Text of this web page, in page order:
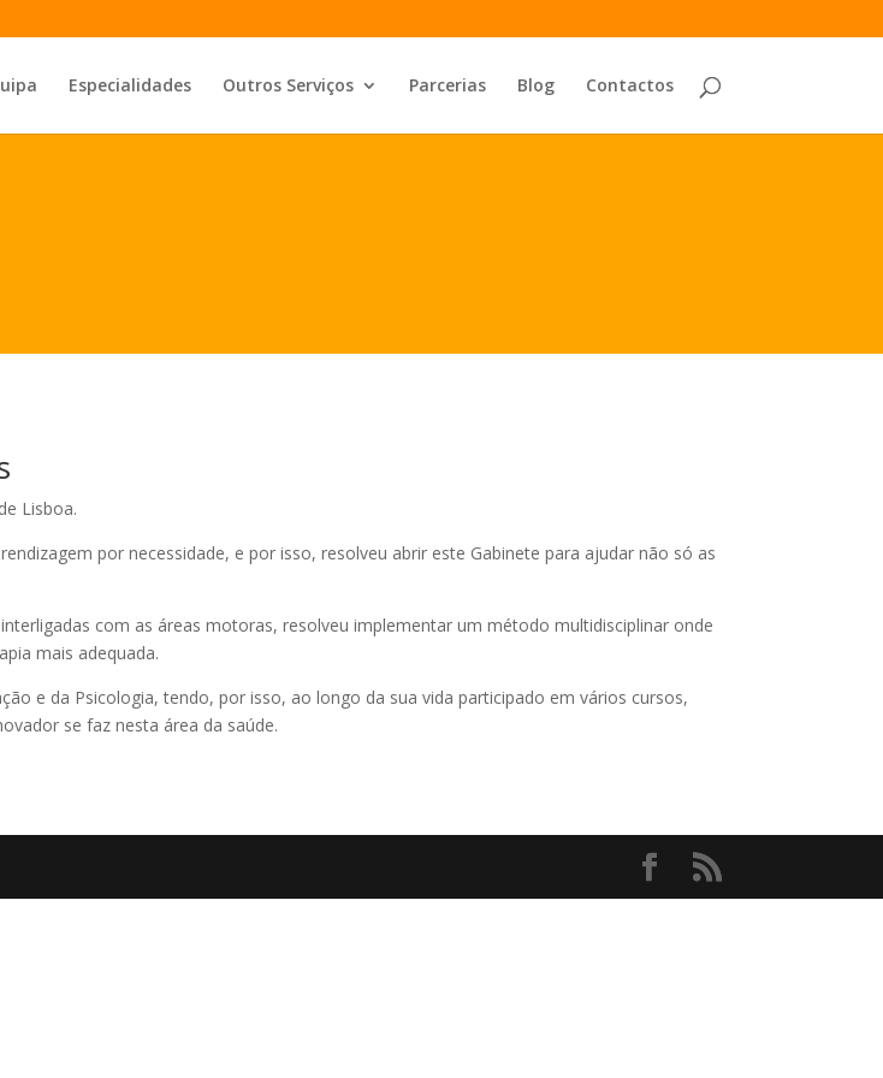
Especialidades Outros Serviços Parcerias Blog Contactos
Lisboa.
por necessidade, e por isso, resolveu abrir este Gabinete para ajudar não só as
com as áreas motoras, resolveu implementar um método multidisciplinar onde
mais adequada.
e da Psicologia, tendo, por isso, ao longo da sua vida participado em vários cursos,
se faz nesta área da saúde.